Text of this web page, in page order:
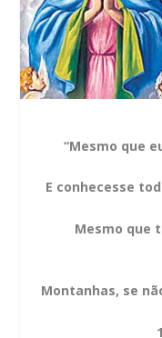
“Mesmo que
E conhecesse
Mesmo que
Montanhas, se